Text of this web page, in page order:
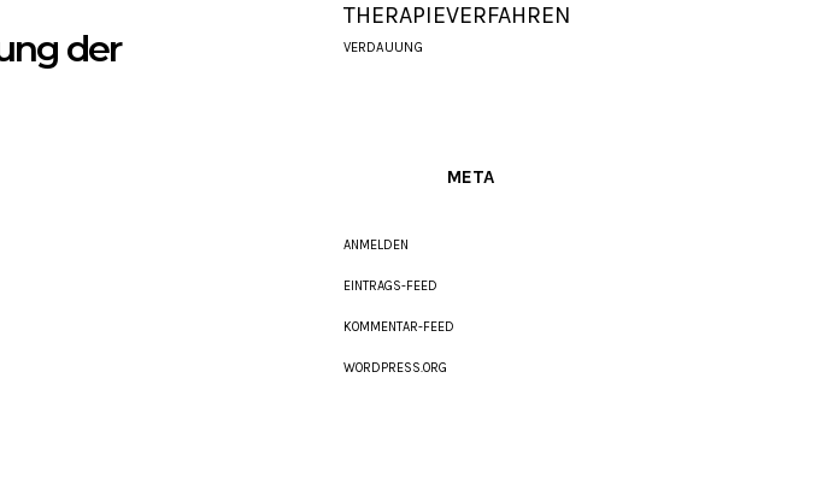
der
THERAPIEVERFAHREN
VERDAUUNG
META
ANMELDEN
EINTRAGS-FEED
KOMMENTAR-FEED
WORDPRESS.ORG